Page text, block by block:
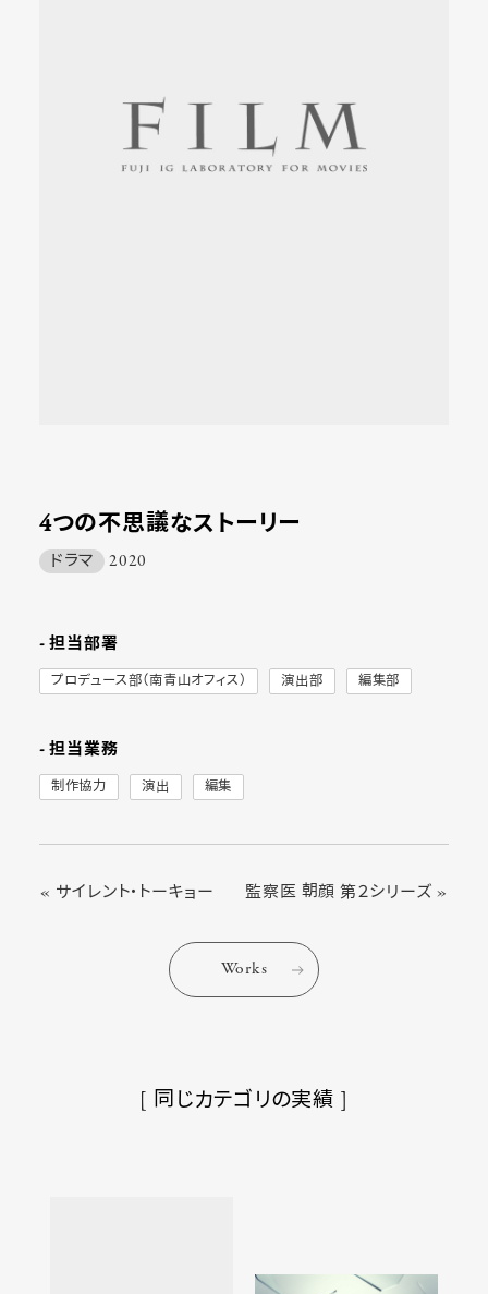
4つの不思議なストーリー
ドラマ 2020
- 担当部署
プロデュース部（南青山オフィス） 演出部 編集部
- 担当業務
制作協力 演出 編集
« サイレント・トーキョー 監察医 朝顔 第２シリーズ »
Works
[ 同じカテゴリの実績 ]